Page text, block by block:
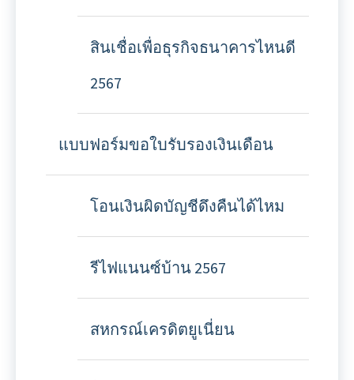
สินเชื่อเพื่อธุรกิจธนาคารไหนดี
2567
แบบฟอร์มขอใบรับรองเงินเดือน
โอนเงินผิดบัญชีดึงคืนได้ไหม
รีไฟแนนซ์บ้าน 2567
สหกรณ์เครดิตยูเนี่ยน